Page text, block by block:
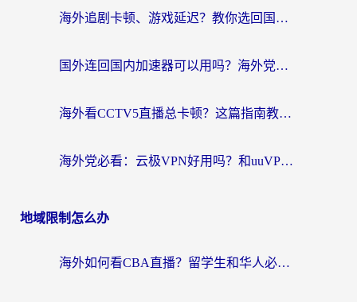
海外追剧卡顿、游戏延迟？教你选回国加速器，附免费加速器试用一小时福利
国外连回国内加速器可以用吗？海外党亲测实用指南，解决追剧游戏卡顿难题
海外看CCTV5直播总卡顿？这篇指南教你选对回国加速器，无缝刷国内资源
海外党必看：云极VPN好用吗？和uuVPN对比哪个回国效果更好？附真实体验+避坑指南
地域限制怎么办
海外如何看CBA直播？留学生和华人必看的无卡顿观赛指南